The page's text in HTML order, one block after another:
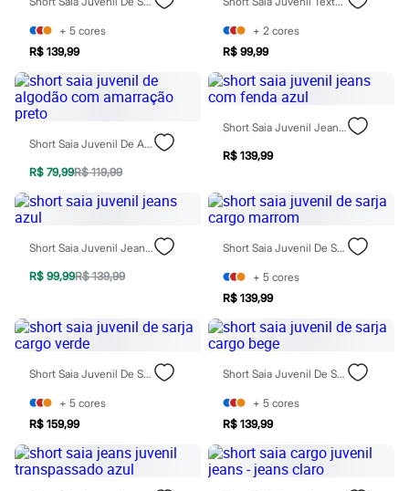
Todos os produtos
Infantil
Em alta
Arrumadinho para os meninos
Romântico para as meninas
Inverno
Novidades
Roupas menina
0 a 24 meses
4 a 12 anos
10 a 16 anos
Roupas menino
0 a 24 meses
1 a 5 anos
4 a 12 anos
10 a 16 anos
Bolsas e Mochilas
Chapéus
Calçados
Botas
Pantufas
Rasteirinhas
Tênis
Diversão
+ 5 cores
R$ 139,99
+ 2 cores
R$ 99,99
Short Saia Juvenil De Algodão Com Amarração Preto
R$ 79,99R$ 119,99
Short Saia Juvenil Jeans Com Fenda Azul
R$ 139,99
Short Saia Juvenil Jeans Azul
R$ 99,99R$ 139,99
Short Saia Juvenil De Sarja Cargo Marrom
+ 5 cores
R$ 139,99
Short Saia Juvenil De Sarja Cargo Verde
+ 5 cores
R$ 159,99
Short Saia Juvenil De Sarja Cargo Bege
+ 5 cores
R$ 139,99